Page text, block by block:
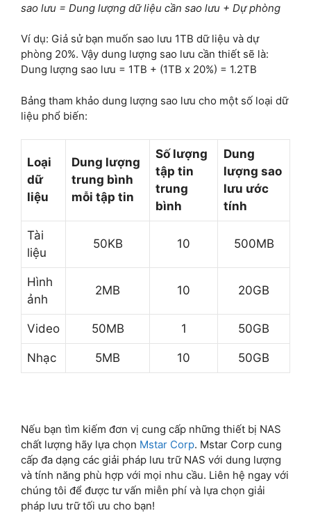
sao lưu = Dung lượng dữ liệu cần sao lưu + Dự phòng
Ví dụ: Giả sử bạn muốn sao lưu 1TB dữ liệu và dự
phòng 20%. Vậy dung lượng sao lưu cần thiết sẽ là:
Dung lượng sao lưu = 1TB + (1TB x 20%) = 1.2TB
Bảng tham khảo dung lượng sao lưu cho một số loại dữ
liệu phổ biến:
Loại
dữ
liệu
Dung lượng
trung bình
mỗi tập tin
Số lượng
tập tin
trung
bình
Dung
lượng sao
lưu ước
tính
Tài
liệu
50KB 10 500MB
Hình
ảnh
2MB 10 20GB
Video 50MB 1 50GB
Nhạc 5MB 10 50GB
Nếu bạn tìm kiếm đơn vị cung cấp những thiết bị NAS
chất lượng hãy lựa chọn Mstar Corp. Mstar Corp cung
cấp đa dạng các giải pháp lưu trữ NAS với dung lượng
và tính năng phù hợp với mọi nhu cầu. Liên hệ ngay với
chúng tôi để được tư vấn miễn phí và lựa chọn giải
pháp lưu trữ tối ưu cho bạn!